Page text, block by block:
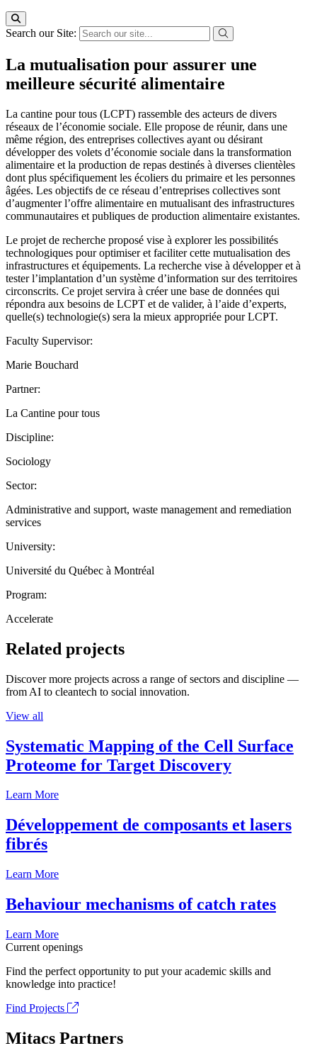
Search our Site:
La mutualisation pour assurer une
meilleure sécurité alimentaire
La cantine pour tous (LCPT) rassemble des acteurs de divers
réseaux de l’économie sociale. Elle propose de réunir, dans une
même région, des entreprises collectives ayant ou désirant
développer des volets d’économie sociale dans la transformation
alimentaire et la production de repas destinés à diverses clientèles
dont plus spécifiquement les écoliers du primaire et les personnes
âgées. Les objectifs de ce réseau d’entreprises collectives sont
d’augmenter l’offre alimentaire en mutualisant des infrastructures
communautaires et publiques de production alimentaire existantes.
Le projet de recherche proposé vise à explorer les possibilités
technologiques pour optimiser et faciliter cette mutualisation des
infrastructures et équipements. La recherche vise à développer et à
tester l’implantation d’un système d’information sur des territoires
circonscrits. Ce projet servira à créer une base de données qui
répondra aux besoins de LCPT et de valider, à l’aide d’experts,
quelle(s) technologie(s) sera la mieux appropriée pour LCPT.
Faculty Supervisor:
Marie Bouchard
Partner:
La Cantine pour tous
Discipline:
Sociology
Sector:
Administrative and support, waste management and remediation
services
University:
Université du Québec à Montréal
Program:
Accelerate
Related projects
Discover more projects across a range of sectors and discipline —
from AI to cleantech to social innovation.
View all
Systematic Mapping of the Cell Surface
Proteome for Target Discovery
Learn More
Développement de composants et lasers
fibrés
Learn More
Behaviour mechanisms of catch rates
Learn More
Current openings
Find the perfect opportunity to put your academic skills and
knowledge into practice!
Find Projects
Mitacs Partners